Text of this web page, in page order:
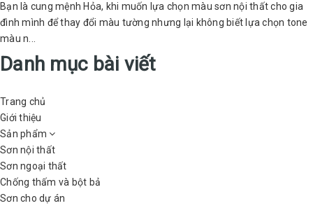
Bạn là cung mệnh Hỏa, khi muốn lựa chọn màu sơn nội thất cho gia
đình mình để thay đổi màu tường nhưng lại không biết lựa chọn tone
màu n...
Danh mục bài viết
Trang chủ
Giới thiệu
Sản phẩm
Sơn nội thất
Sơn ngoại thất
Chống thấm và bột bả
Sơn cho dự án